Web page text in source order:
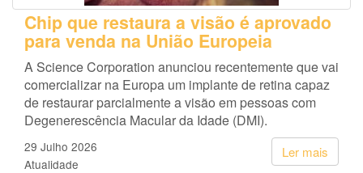
Chip que restaura a visão é aprovado
para venda na União Europeia
A Science Corporation anunciou recentemente que vai
comercializar na Europa um implante de retina capaz
de restaurar parcialmente a visão em pessoas com
Degenerescência Macular da Idade (DMI).
Ler mais
29 Julho 2026
Atualidade